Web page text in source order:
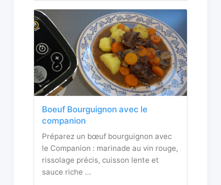
Boeuf Bourguignon avec le
companion
Préparez un bœuf bourguignon avec
le Companion : marinade au vin rouge,
rissolage précis, cuisson lente et
sauce riche …